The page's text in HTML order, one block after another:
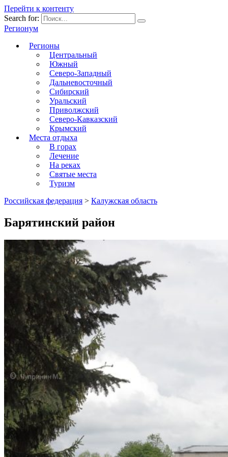
Перейти к контенту
Search for:
Регионум
Регионы
Центральный
Южный
Северо-Западный
Дальневосточный
Сибирский
Уральский
Приволжский
Северо-Кавказский
Крымский
Места отдыха
В горах
Лечение
На реках
Святые места
Туризм
Российская федерация > Калужская область
Барятинский район